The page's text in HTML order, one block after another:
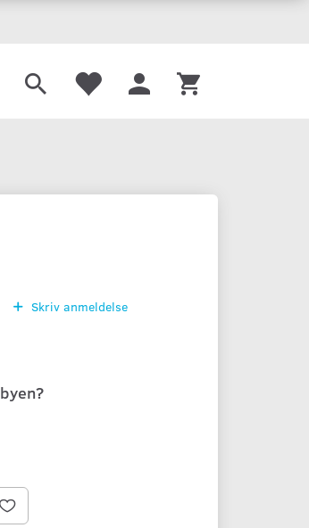
Skriv anmeldelse